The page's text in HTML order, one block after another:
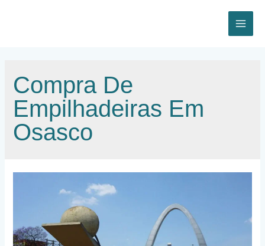
Compra De
Empilhadeiras Em
Osasco